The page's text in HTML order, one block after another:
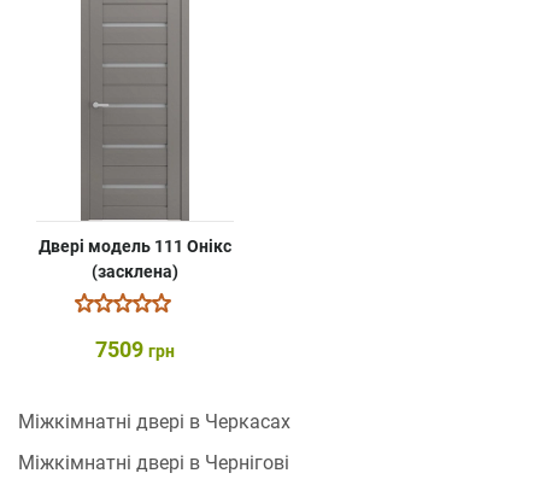
Двері модель 111 Онікс
(засклена)
7509 грн
Міжкімнатні двері в Черкасах
Міжкімнатні двері в Чернігові